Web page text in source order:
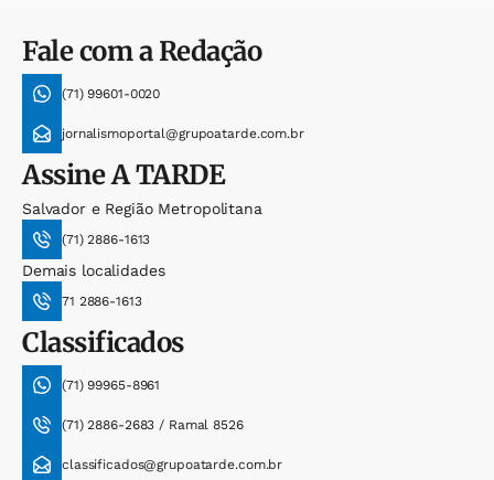
Fale com a Redação
(71) 99601-0020
jornalismoportal@grupoatarde.com.br
AssineA TARDE
Salvador e Região Metropolitana
(71) 2886-1613
Demais localidades
71 2886-1613
Classificados
(71) 99965-8961
(71) 2886-2683 / Ramal 8526
classificados@grupoatarde.com.br